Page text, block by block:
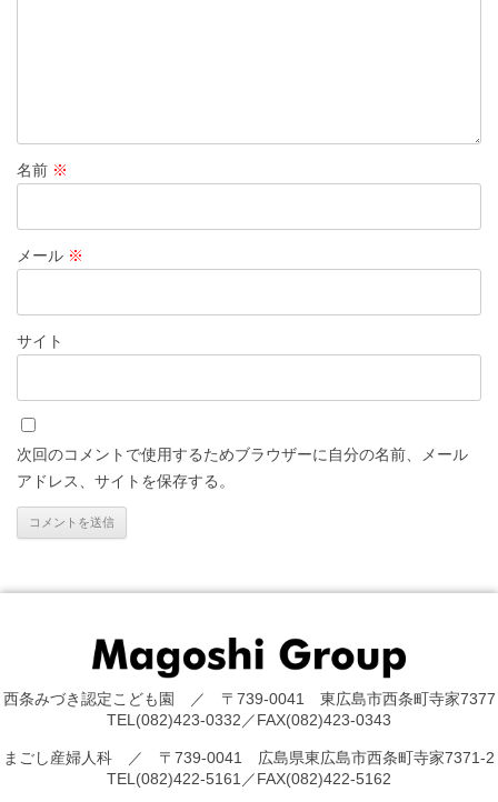
名前 ※
メール ※
サイト
次回のコメントで使用するためブラウザーに自分の名前、メール
アドレス、サイトを保存する。
西条みづき認定こども園 ／ 〒739-0041 東広島市西条町寺家7377
TEL(082)423-0332／FAX(082)423-0343
まごし産婦人科 ／ 〒739-0041 広島県東広島市西条町寺家7371-2
TEL(082)422-5161／FAX(082)422-5162